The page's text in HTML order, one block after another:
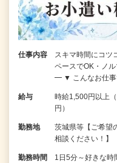
仕事内容
スキマ時間にコツ
ペースでOK
━ ▼ こんなお
給与
時給1,500円以上
円）
勤務地
茨城県等【ご希望
相談ください！】
勤務時間
1日5分～好きな